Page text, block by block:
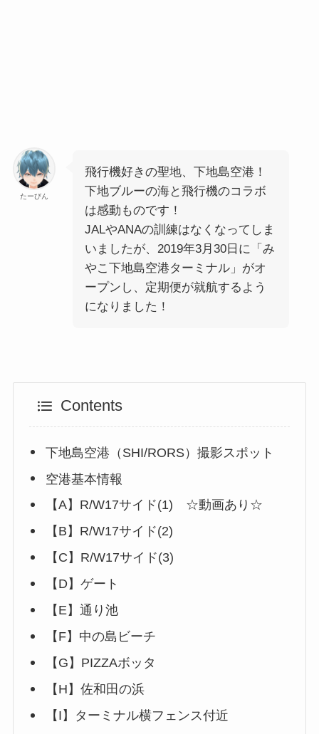
たーびん
飛行機好きの聖地、下地島空港！
下地ブルーの海と飛行機のコラボ
は感動ものです！
JALやANAの訓練はなくなってしま
いましたが、2019年3月30日に「み
やこ下地島空港ターミナル」がオ
ープンし、定期便が就航するよう
になりました！
Contents
下地島空港（SHI/RORS）撮影スポット
空港基本情報
【A】R/W17サイド(1) ☆動画あり☆
【B】R/W17サイド(2)
【C】R/W17サイド(3)
【D】ゲート
【E】通り池
【F】中の島ビーチ
【G】PIZZAボッタ
【H】佐和田の浜
【I】ターミナル横フェンス付近